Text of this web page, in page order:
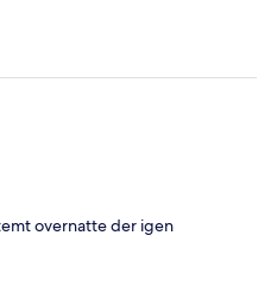
overnatte der igen